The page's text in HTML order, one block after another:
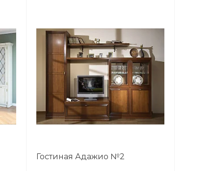
Гостиная Адажио №2